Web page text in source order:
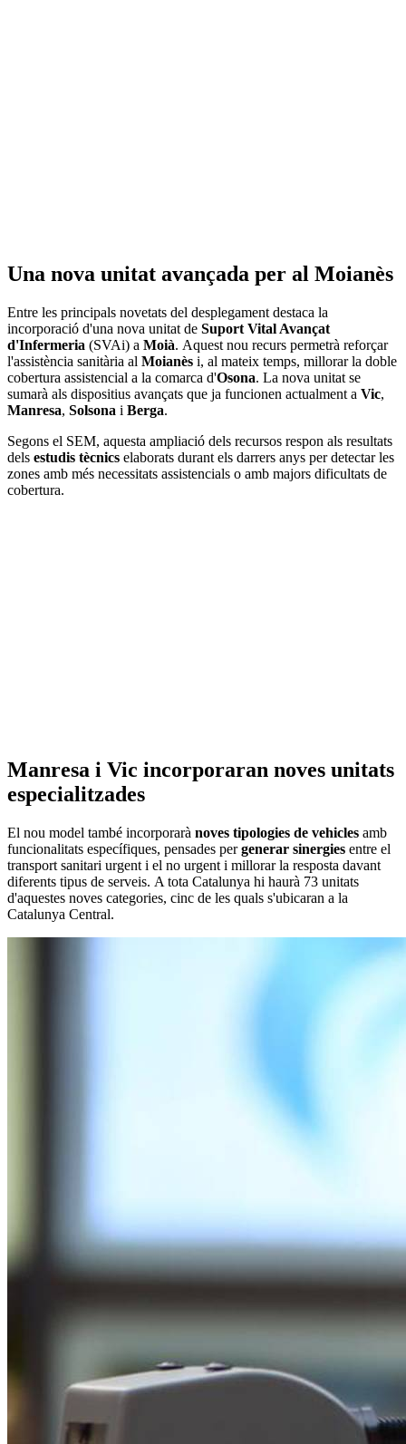
Una nova unitat avançada per al Moianès
Entre les principals novetats del desplegament destaca la
incorporació d'una nova unitat de Suport Vital Avançat
d'Infermeria (SVAi) a Moià. Aquest nou recurs permetrà reforçar
l'assistència sanitària al Moianès i, al mateix temps, millorar la doble
cobertura assistencial a la comarca d'Osona. La nova unitat se
sumarà als dispositius avançats que ja funcionen actualment a Vic,
Manresa, Solsona i Berga.
Segons el SEM, aquesta ampliació dels recursos respon als resultats
dels estudis tècnics elaborats durant els darrers anys per detectar les
zones amb més necessitats assistencials o amb majors dificultats de
cobertura.
Manresa i Vic incorporaran noves unitats
especialitzades
El nou model també incorporarà noves tipologies de vehicles amb
funcionalitats específiques, pensades pergenerar sinergies entre el
transport sanitari urgent i el no urgent i millorar la resposta davant
diferents tipus de serveis. A tota Catalunya hi haurà 73 unitats
d'aquestes noves categories, cinc de les quals s'ubicaran a la
Catalunya Central.